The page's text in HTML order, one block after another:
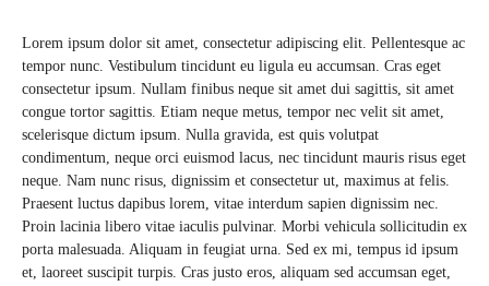
Lorem ipsum dolor sit amet, consectetur adipiscing elit. Pellentesque ac
tempor nunc. Vestibulum tincidunt eu ligula eu accumsan. Cras eget
consectetur ipsum. Nullam finibus neque sit amet dui sagittis, sit amet
congue tortor sagittis. Etiam neque metus, tempor nec velit sit amet,
scelerisque dictum ipsum. Nulla gravida, est quis volutpat
condimentum, neque orci euismod lacus, nec tincidunt mauris risus eget
neque. Nam nunc risus, dignissim et consectetur ut, maximus at felis.
Praesent luctus dapibus lorem, vitae interdum sapien dignissim nec.
Proin lacinia libero vitae iaculis pulvinar. Morbi vehicula sollicitudin ex
porta malesuada. Aliquam in feugiat urna. Sed ex mi, tempus id ipsum
et, laoreet suscipit turpis. Cras justo eros, aliquam sed accumsan eget,